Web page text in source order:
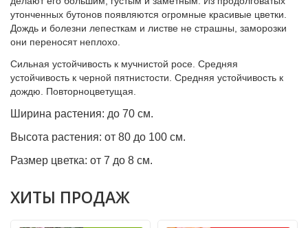
утонченных бутонов появляются огромные красивые цветки.
Дождь и болезни лепесткам и листве не страшны, заморозки
они переносят неплохо.
Сильная устойчивость к мучнистой росе. Средняя
устойчивость к черной пятнистости. Средняя устойчивость к
дождю. Повторноцветущая.
Ширина растения: до 70 см.
Высота растения: от 80 до 100 см.
Размер цветка: от 7 до 8 см.
ХИТЫ ПРОДАЖ